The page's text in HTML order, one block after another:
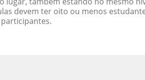
devem ter oito ou menos